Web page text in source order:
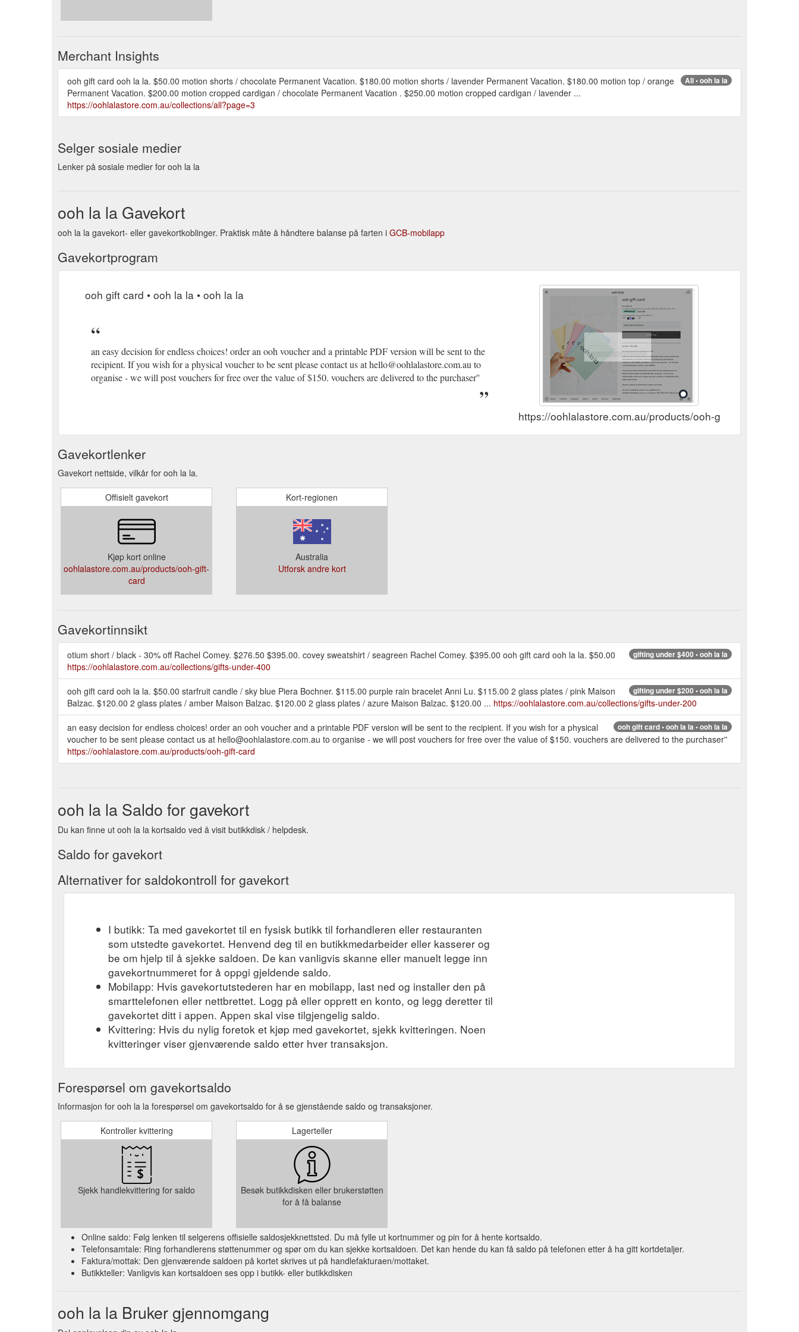
Merchant Insights
All • ooh la la
ooh gift card ooh la la. $50.00 motion shorts / chocolate Permanent Vacation. $180.00 motion shorts / lavender Permanent Vacation. $180.00 motion top / orange
Permanent Vacation. $200.00 motion cropped cardigan / chocolate Permanent Vacation . $250.00 motion cropped cardigan / lavender ...
https://oohlalastore.com.au/collections/all?page=3
Selger sosiale medier
Lenker på sosiale medier for ooh la la
ooh la la Gavekort
ooh la la gavekort- eller gavekortkoblinger. Praktisk måte å håndtere balanse på farten i GCB-mobilapp
Gavekortprogram
ooh gift card • ooh la la • ooh la la
an easy decision for endless choices! order an ooh voucher and a printable PDF version will be sent to the
recipient. If you wish for a physical voucher to be sent please contact us at hello@oohlalastore.com.au to
organise - we will post vouchers for free over the value of $150. vouchers are delivered to the purchaser''
https://oohlalastore.com.au/products/ooh-gift-card
Gavekortlenker
Gavekort nettside, vilkår for ooh la la.
Offisielt gavekort
Kjøp kort online
oohlalastore.com.au/products/ooh-gift-
card
Kort-regionen
Australia
Utforsk andre kort
Gavekortinnsikt
gifting under $400 • ooh la la
otium short / black - 30% off Rachel Comey. $276.50 $395.00. covey sweatshirt / seagreen Rachel Comey. $395.00 ooh gift card ooh la la. $50.00
https://oohlalastore.com.au/collections/gifts-under-400
gifting under $200 • ooh la la
ooh gift card ooh la la. $50.00 starfruit candle / sky blue Piera Bochner. $115.00 purple rain bracelet Anni Lu. $115.00 2 glass plates / pink Maison
Balzac. $120.00 2 glass plates / amber Maison Balzac. $120.00 2 glass plates / azure Maison Balzac. $120.00 ... https://oohlalastore.com.au/collections/gifts-under-200
ooh gift card • ooh la la • ooh la la
an easy decision for endless choices! order an ooh voucher and a printable PDF version will be sent to the recipient. If you wish for a physical
voucher to be sent please contact us at hello@oohlalastore.com.au to organise - we will post vouchers for free over the value of $150. vouchers are delivered to the purchaser''
https://oohlalastore.com.au/products/ooh-gift-card
ooh la la Saldo for gavekort
Du kan finne ut ooh la la kortsaldo ved å visit butikkdisk / helpdesk.
Saldo for gavekort
Alternativer for saldokontroll for gavekort
I butikk: Ta med gavekortet til en fysisk butikk til forhandleren eller restauranten
som utstedte gavekortet. Henvend deg til en butikkmedarbeider eller kasserer og
be om hjelp til å sjekke saldoen. De kan vanligvis skanne eller manuelt legge inn
gavekortnummeret for å oppgi gjeldende saldo.
Mobilapp: Hvis gavekortutstederen har en mobilapp, last ned og installer den på
smarttelefonen eller nettbrettet. Logg på eller opprett en konto, og legg deretter til
gavekortet ditt i appen. Appen skal vise tilgjengelig saldo.
Kvittering: Hvis du nylig foretok et kjøp med gavekortet, sjekk kvitteringen. Noen
kvitteringer viser gjenværende saldo etter hver transaksjon.
Forespørsel om gavekortsaldo
Informasjon for ooh la la forespørsel om gavekortsaldo for å se gjenstående saldo og transaksjoner.
Kontroller kvittering
Sjekk handlekvittering for saldo
Lagerteller
Besøk butikkdisken eller brukerstøtten
for å få balanse
Online saldo: Følg lenken til selgerens offisielle saldosjekknettsted. Du må fylle ut kortnummer og pin for å hente kortsaldo.
Telefonsamtale: Ring forhandlerens støttenummer og spør om du kan sjekke kortsaldoen. Det kan hende du kan få saldo på telefonen etter å ha gitt kortdetaljer.
Faktura/mottak: Den gjenværende saldoen på kortet skrives ut på handlefakturaen/mottaket.
Butikkteller: Vanligvis kan kortsaldoen ses opp i butikk- eller butikkdisken
ooh la la Bruker gjennomgang